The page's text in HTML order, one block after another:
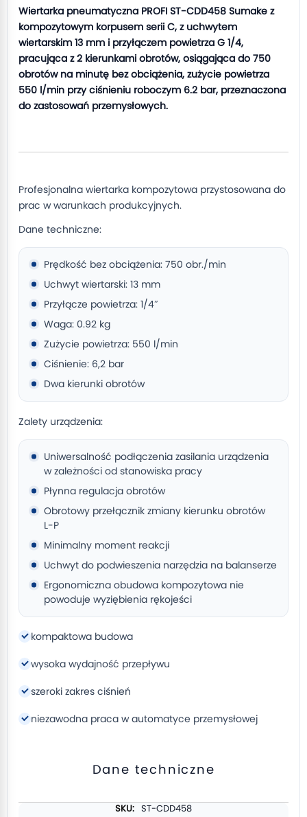
Wiertarka pneumatyczna PROFI ST-CDD458 Sumake z
kompozytowym korpusem serii C, z uchwytem
wiertarskim 13 mm i przyłączem powietrza G 1/4,
pracująca z 2 kierunkami obrotów, osiągająca do 750
obrotów na minutę bez obciążenia, zużycie powietrza
550 l/min przy ciśnieniu roboczym 6.2 bar, przeznaczona
do zastosowań przemysłowych.
Profesjonalna wiertarka kompozytowa przystosowana do
prac w warunkach produkcyjnych.
Dane techniczne:
Prędkość bez obciążenia: 750 obr./min
Uchwyt wiertarski: 13 mm
Przyłącze powietrza: 1/4″
Waga: 0.92 kg
Zużycie powietrza: 550 l/min
Ciśnienie: 6,2 bar
Dwa kierunki obrotów
Zalety urządzenia:
Uniwersalność podłączenia zasilania urządzenia
w zależności od stanowiska pracy
Płynna regulacja obrotów
Obrotowy przełącznik zmiany kierunku obrotów
L-P
Minimalny moment reakcji
Uchwyt do podwieszenia narzędzia na balanserze
Ergonomiczna obudowa kompozytowa nie
powoduje wyziębienia rękojeści
kompaktowa budowa
wysoka wydajność przepływu
szeroki zakres ciśnień
niezawodna praca w automatyce przemysłowej
Dane techniczne
ST-CDD458